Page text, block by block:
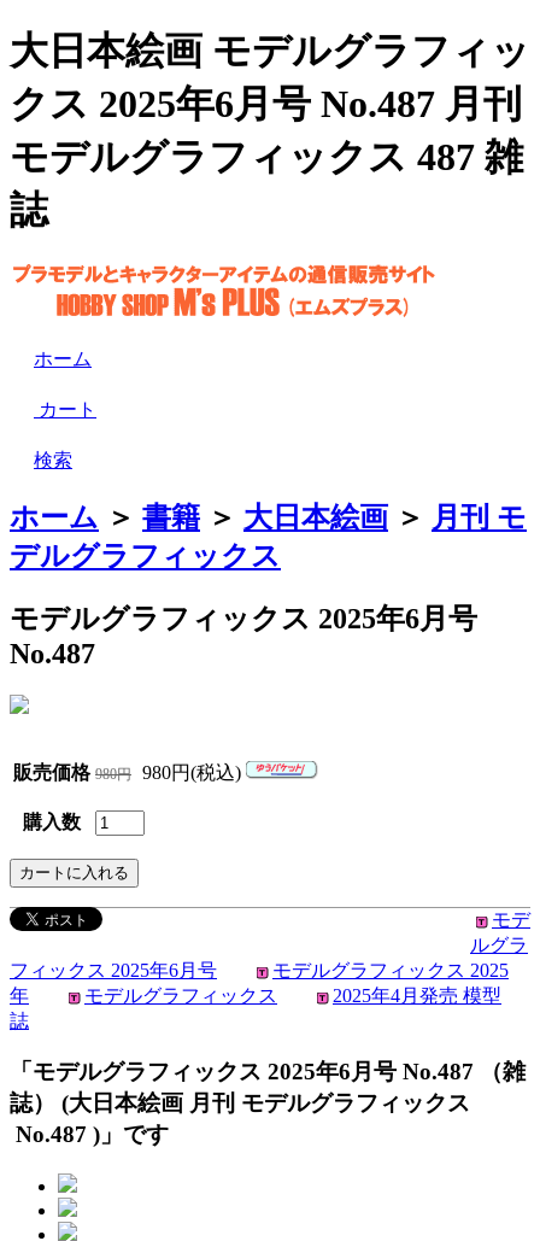
大日本絵画 モデルグラフィッ
クス 2025年6月号 No.487 月刊
モデルグラフィックス 487 雑
誌
ホーム
カート
検索
ホーム ＞ 書籍 ＞ 大日本絵画 ＞ 月刊 モ
デルグラフィックス
モデルグラフィックス 2025年6月号
No.487
販売価格 980円 980円(税込)
購入数
モデ
ルグラ
フィックス 2025年6月号
モデルグラフィックス 2025
年
モデルグラフィックス
2025年4月発売 模型
誌
「モデルグラフィックス 2025年6月号 No.487 （雑
誌） (大日本絵画 月刊 モデルグラフィックス
No.487 )」です